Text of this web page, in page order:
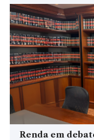
Renda em